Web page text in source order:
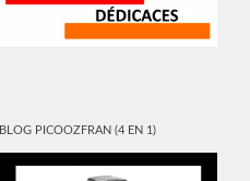
BLOG PICOOZFRAN (4 EN 1)